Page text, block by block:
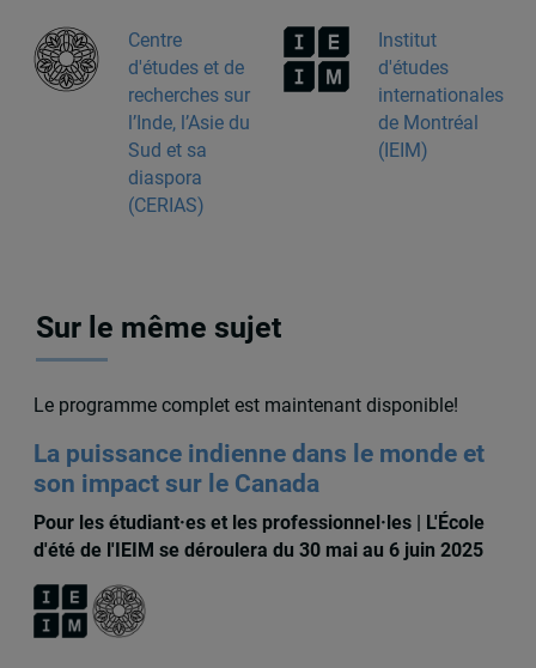
Centre
d'études et de
recherches sur
l’Inde, l’Asie du
Sud et sa
diaspora
(CERIAS)
Institut
d'études
internationales
de Montréal
(IEIM)
Sur le même sujet
Le programme complet est maintenant disponible!
La puissance indienne dans le monde et
son impact sur le Canada
Pour les étudiant·es et les professionnel·les | L'École
d'été de l'IEIM se déroulera du 30 mai au 6 juin 2025